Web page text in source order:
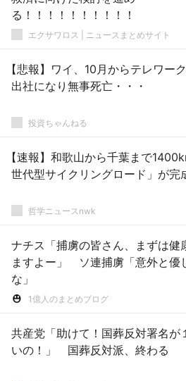
る！！！！！！！！！！
エクサワロス | ニュースまとめサイト
【悲報】ワイ、10月からテレワー
出社になり無事死亡・・・
投資ちゃんねる
【速報】和歌山から千葉まで
世代型サイクリングロード」が完
哲学ニュースnwk
ナチス「捕虜の皆さん、まずは健
ますよー」 ソ連捕虜「意外と優
な」
1億人のまとめブログ
共産党「助けて！国葬反対署名が
いの！」 国葬反対派、終わる